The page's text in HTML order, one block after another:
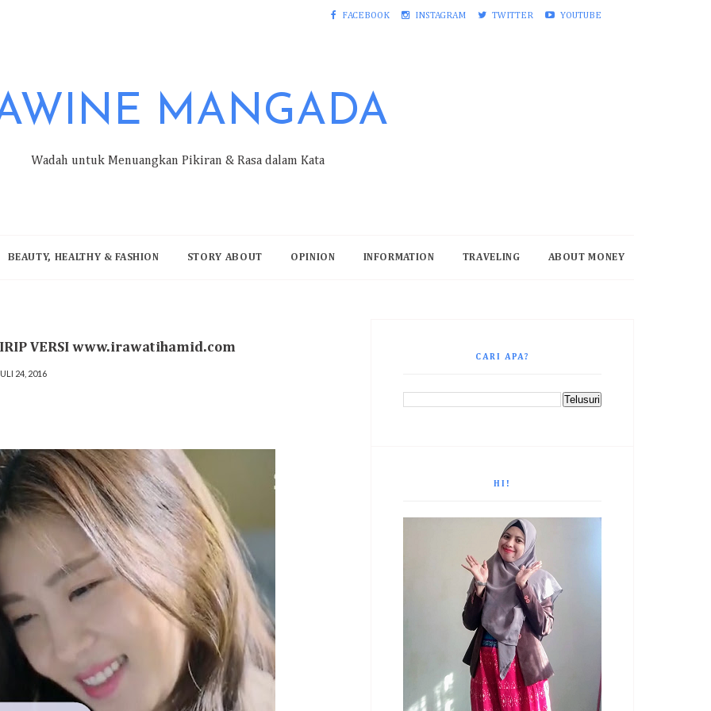
FACEBOOK INSTAGRAM TWITTER YOUTUBE
MANGADA
Wadah untuk Menuangkan Pikiran & Rasa dalam Kata
BEAUTY, HEALTHY & FASHION STORY ABOUT OPINION INFORMATION TRAVELING ABOUT MONEY
VERSI www.irawatihamid.com
24, 2016
CARI APA?
HI!